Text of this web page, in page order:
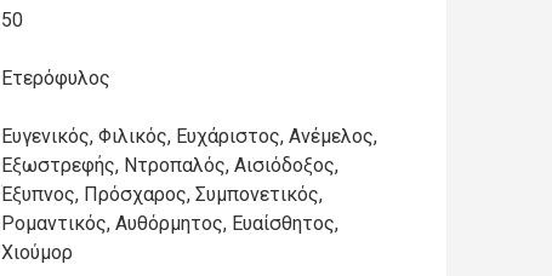
50
Ετερόφυλος
Ευγενικός, Φιλικός, Ευχάριστος, Ανέμελος,
Εξωστρεφής, Ντροπαλός, Αισιόδοξος,
Έξυπνος, Πρόσχαρος, Συμπονετικός,
Ρομαντικός, Αυθόρμητος, Ευαίσθητος,
Χιούμορ